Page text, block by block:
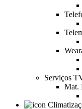
Serviços
Mat.